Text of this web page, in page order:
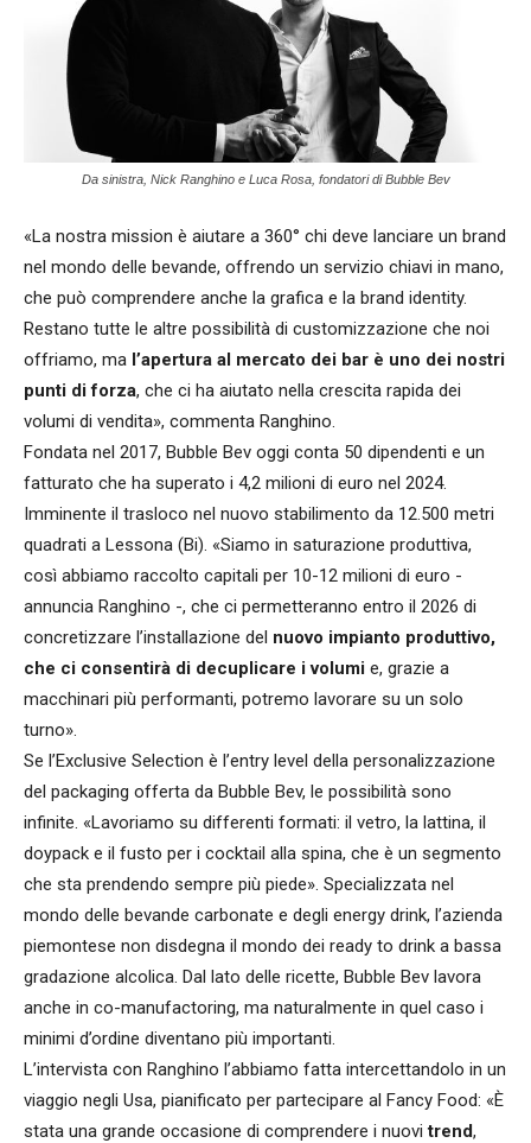
Da sinistra, Nick Ranghino e Luca Rosa, fondatori di Bubble Bev
«La nostra mission è aiutare a 360° chi deve lanciare un brand
nel mondo delle bevande, offrendo un servizio chiavi in mano,
che può comprendere anche la grafica e la brand identity.
Restano tutte le altre possibilità di customizzazione che noi
offriamo, ma l’apertura al mercato dei bar è uno dei nostri
punti di forza, che ci ha aiutato nella crescita rapida dei
volumi di vendita», commenta Ranghino.
Fondata nel 2017, Bubble Bev oggi conta 50 dipendenti e un
fatturato che ha superato i 4,2 milioni di euro nel 2024.
Imminente il trasloco nel nuovo stabilimento da 12.500 metri
quadrati a Lessona (Bi). «Siamo in saturazione produttiva,
così abbiamo raccolto capitali per 10-12 milioni di euro -
annuncia Ranghino -, che ci permetteranno entro il 2026 di
concretizzare l’installazione del nuovo impianto produttivo,
che ci consentirà di decuplicare i volumi e, grazie a
macchinari più performanti, potremo lavorare su un solo
turno».
Se l’Exclusive Selection è l’entry level della personalizzazione
del packaging offerta da Bubble Bev, le possibilità sono
infinite. «Lavoriamo su differenti formati: il vetro, la lattina, il
doypack e il fusto per i cocktail alla spina, che è un segmento
che sta prendendo sempre più piede». Specializzata nel
mondo delle bevande carbonate e degli energy drink, l’azienda
piemontese non disdegna il mondo dei ready to drink a bassa
gradazione alcolica. Dal lato delle ricette, Bubble Bev lavora
anche in co-manufactoring, ma naturalmente in quel caso i
minimi d’ordine diventano più importanti.
L’intervista con Ranghino l’abbiamo fatta intercettandolo in un
viaggio negli Usa, pianificato per partecipare al Fancy Food: «È
stata una grande occasione di comprendere i nuovitrend,